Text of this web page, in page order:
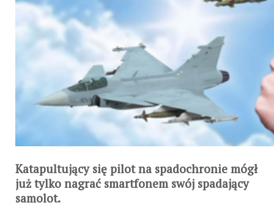
Katapultujący się pilot na spadochronie mógł
już tylko nagrać smartfonem swój spadający
samolot.